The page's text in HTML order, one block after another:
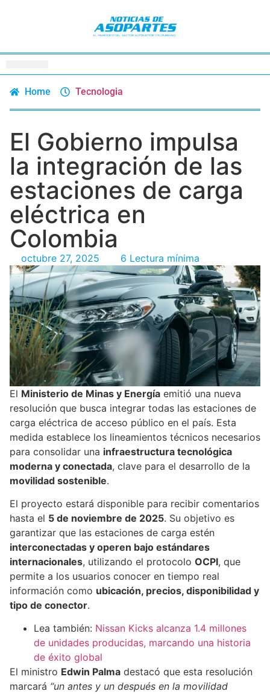
Home Tecnologia
El Gobierno impulsa
la integración de las
estaciones de carga
eléctrica en
Colombia
octubre 27, 2025 6 Lectura mínima
El Ministerio de Minas y Energía emitió una nueva
resolución que busca integrar todas las estaciones de
carga eléctrica de acceso público en el país. Esta
medida establece los lineamientos técnicos necesarios
para consolidar una infraestructura tecnológica
moderna y conectada, clave para el desarrollo de la
movilidad sostenible.
El proyecto estará disponible para recibir comentarios
hasta el 5 de noviembre de 2025. Su objetivo es
garantizar que las estaciones de carga estén
interconectadas y operen bajo estándares
internacionales, utilizando el protocolo OCPI, que
permite a los usuarios conocer en tiempo real
información como ubicación, precios, disponibilidad y
tipo de conector.
Lea también: Nissan Kicks alcanza 1.4 millones
de unidades producidas, marcando una historia
de éxito global
El ministro Edwin Palma destacó que esta resolución
marcará “un antes y un después en la movilidad